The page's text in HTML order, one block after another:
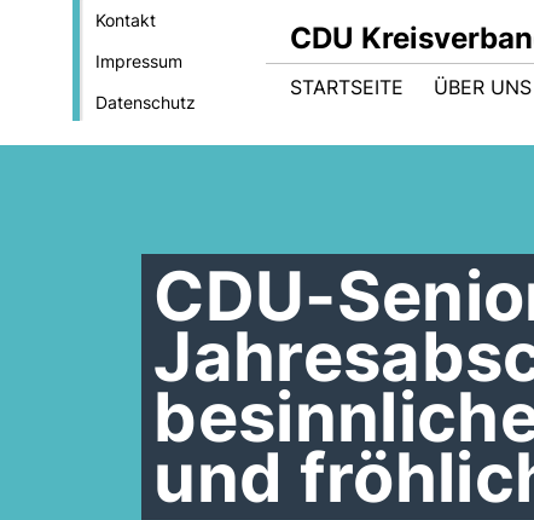
Kontakt
Impressum
Datenschutz
CDU
STARTSEITE ÜBER UNS
CDU-
und